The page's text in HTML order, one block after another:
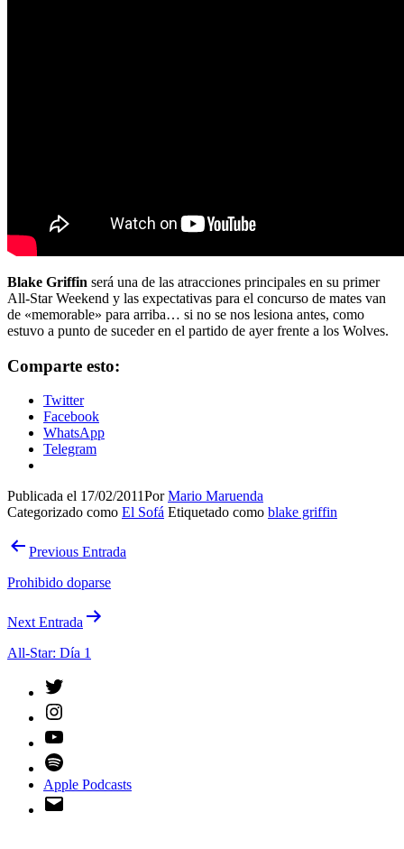
Blake Griffin será una de las atracciones principales en su primer
All-Star Weekend y las expectativas para el concurso de mates van
de «memorable» para arriba… si no se nos lesiona antes, como
estuvo a punto de suceder en el partido de ayer frente a los Wolves.
Comparte esto:
Twitter
Facebook
WhatsApp
Telegram
Publicada el 17/02/2011PorMario Maruenda
Categorizado como El Sofá Etiquetado como blake griffin
Navegación
entradas
Previous Entrada
Prohibido doparse
Next Entrada
All-Star: Día 1
Apple Podcasts